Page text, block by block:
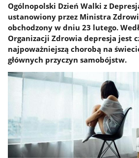
Ogólnopolski Dzień Walki z
ustanowiony przez Ministra
obchodzony w dniu 23 lutego.
Organizacji Zdrowia depresja jest
najpoważniejszą chorobą na
głównych przyczyn samobójstw.